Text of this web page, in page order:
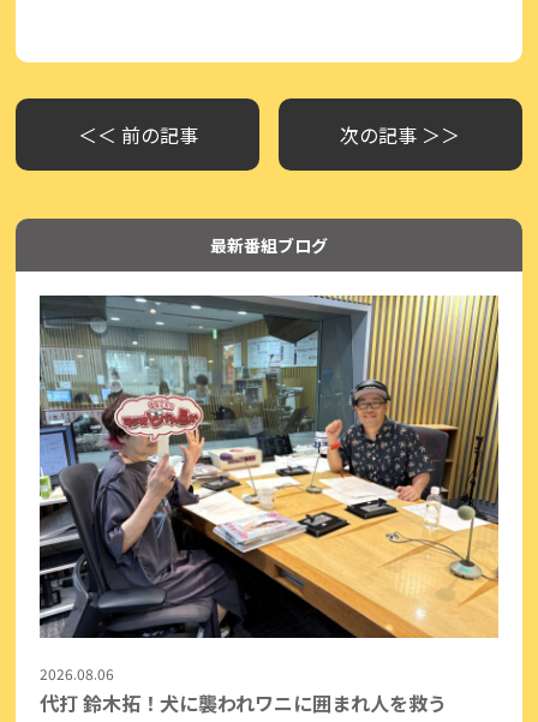
＜＜ 前の記事 次の記事 ＞＞
最新番組ブログ
2026.08.06
代打 鈴木拓！犬に襲われワニに囲まれ人を救う